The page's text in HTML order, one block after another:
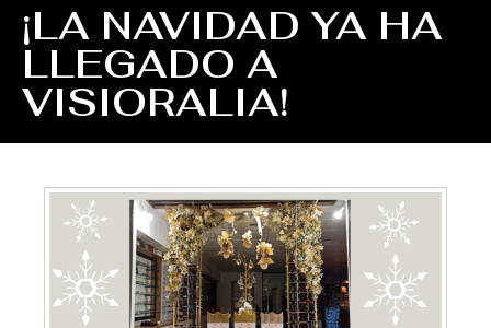
¡LA NAVIDAD YA HA
LLEGADO A
VISIORALIA!